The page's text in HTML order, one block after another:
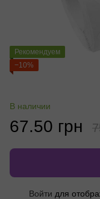
Рекомендуем
−10%
В наличии
67.50 грн
Войти для